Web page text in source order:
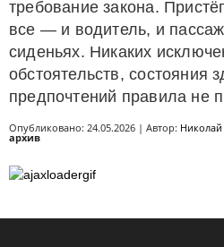
требование закона.
все — и водитель, и
сиденьях. Никаких
обстоятельств, состояния
предпочтений правила не
Опубликовано: 24.05.2026 | Автор: Николай
архив